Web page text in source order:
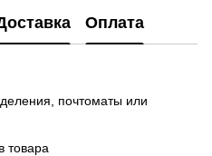
Оплата
почтоматы или
товара